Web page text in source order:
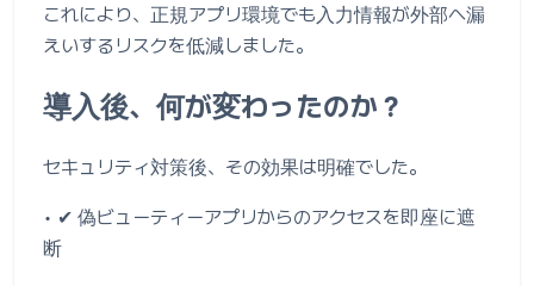
これにより、正規アプリ環境でも入力情報が外部へ漏
えいするリスクを低減しました。
導入後、何が変わったのか？
セキュリティ対策後、その効果は明確でした。
• ✔ 偽ビューティーアプリからのアクセスを即座に遮
断